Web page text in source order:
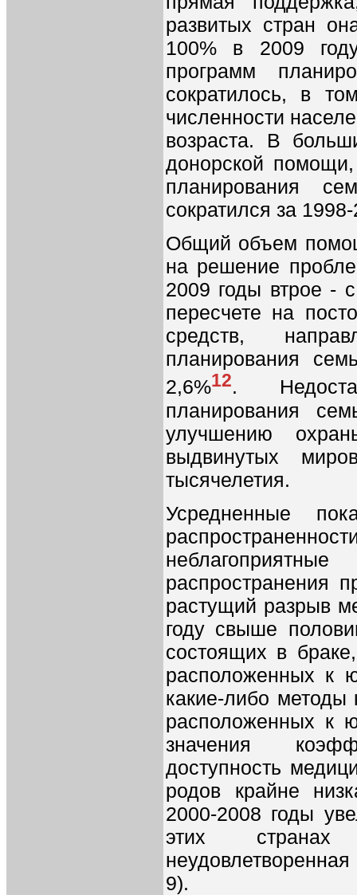
развитых стран
100% в 2009
программ
сократилось, в
численности
возраста. В
донорской
планирования
сократился за
Общий объем
на решение
2009 годы втрое -
пересчете на
средств,
планирования
2,6%12.
планирования
улучшению
выдвинутых
тысячелетия.
Усредненные
распространения
растущий разрыв
году свыше
состоящих в
расположенных к
какие-либо
расположенных к
значения
доступность
родов крайне
2000-2008 годы
этих странах
9).